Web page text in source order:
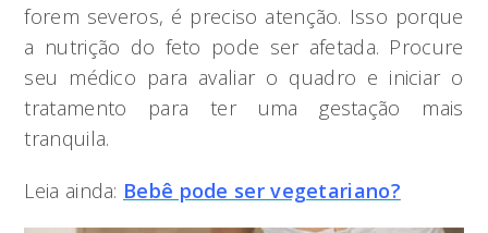
forem severos, é preciso atenção. Isso porque
a nutrição do feto pode ser afetada. Procure
seu médico para avaliar o quadro e iniciar o
tratamento para ter uma gestação mais
tranquila.
Leia ainda: Bebê pode ser vegetariano?